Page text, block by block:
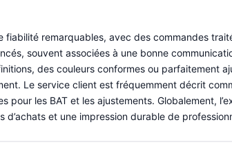
fiabilité remarquables, avec des commandes
souvent associées à une bonne
des couleurs conformes ou parfaitement
Le service client est fréquemment décrit
pour les BAT et les ajustements. Globalement,
et une impression durable de